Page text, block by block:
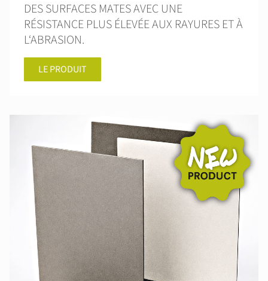
DES SURFACES MATES AVEC UNE
RÉSISTANCE PLUS ÉLEVÉE AUX RAYURES ET À
L‘ABRASION.
LE PRODUIT